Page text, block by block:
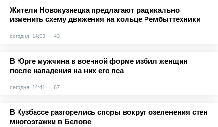
Жители Новокузнецка предлагают радикально
изменить схему движения на кольце Рембыттехники
сегодня, 14:53 43
В Юрге мужчина в военной форме избил женщин
после нападения на них его пса
сегодня, 14:41 67
В Кузбассе разгорелись споры вокруг озеленения стен
многоэтажки в Белове